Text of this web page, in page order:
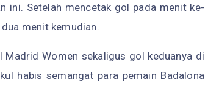
ini. Setelah mencetak gol pada menit ke-
menit kemudian.
Women sekaligus gol keduanya di
habis semangat para pemain Badalona